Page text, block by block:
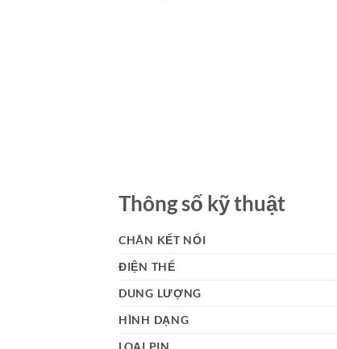
Thông số kỹ thuật
CHÂN KẾT NỐI
ĐIỆN THẾ
DUNG LƯỢNG
HÌNH DẠNG
LOẠI PIN